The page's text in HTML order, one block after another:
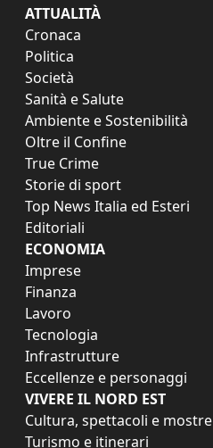
ATTUALITÀ
Cronaca
Politica
Società
Sanità e Salute
Ambiente e Sostenibilità
Oltre il Confine
True Crime
Storie di sport
Top News Italia ed Esteri
Editoriali
ECONOMIA
Imprese
Finanza
Lavoro
Tecnologia
Infrastrutture
Eccellenze e personaggi
VIVERE IL NORD EST
Cultura, spettacoli e mostre
Turismo e itinerari